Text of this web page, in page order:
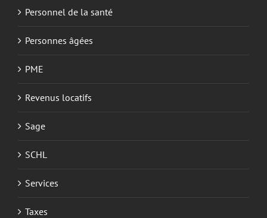
Personnel de la santé
Personnes âgées
PME
Revenus locatifs
Sage
SCHL
Services
Taxes